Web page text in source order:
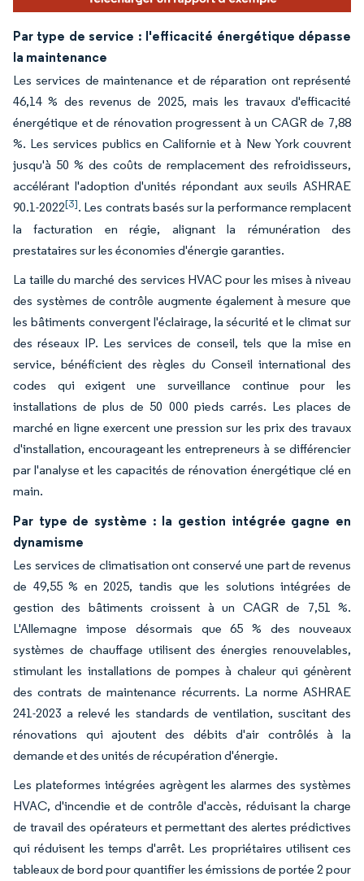
Par type de service : l'efficacité énergétique dépasse
la maintenance
Les services de maintenance et de réparation ont représenté
46,14 % des revenus de 2025, mais les travaux d'efficacité
énergétique et de rénovation progressent à un CAGR de 7,88
%. Les services publics en Californie et à New York couvrent
jusqu'à 50 % des coûts de remplacement des refroidisseurs,
accélérant l'adoption d'unités répondant aux seuils ASHRAE
90.1-2022[3]. Les contrats basés sur la performance remplacent
la facturation en régie, alignant la rémunération des
prestataires sur les économies d'énergie garanties.
La taille du marché des services HVAC pour les mises à niveau
des systèmes de contrôle augmente également à mesure que
les bâtiments convergent l'éclairage, la sécurité et le climat sur
des réseaux IP. Les services de conseil, tels que la mise en
service, bénéficient des règles du Conseil international des
codes qui exigent une surveillance continue pour les
installations de plus de 50 000 pieds carrés. Les places de
marché en ligne exercent une pression sur les prix des travaux
d'installation, encourageant les entrepreneurs à se différencier
par l'analyse et les capacités de rénovation énergétique clé en
main.
Par type de système : la gestion intégrée gagne en
dynamisme
Les services de climatisation ont conservé une part de revenus
de 49,55 % en 2025, tandis que les solutions intégrées de
gestion des bâtiments croissent à un CAGR de 7,51 %.
L'Allemagne impose désormais que 65 % des nouveaux
systèmes de chauffage utilisent des énergies renouvelables,
stimulant les installations de pompes à chaleur qui génèrent
des contrats de maintenance récurrents. La norme ASHRAE
241-2023 a relevé les standards de ventilation, suscitant des
rénovations qui ajoutent des débits d'air contrôlés à la
demande et des unités de récupération d'énergie.
Les plateformes intégrées agrègent les alarmes des systèmes
HVAC, d'incendie et de contrôle d'accès, réduisant la charge
de travail des opérateurs et permettant des alertes prédictives
qui réduisent les temps d'arrêt. Les propriétaires utilisent ces
tableaux de bord pour quantifier les émissions de portée 2 pour